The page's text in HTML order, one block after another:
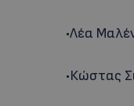
•Λέα
•Κώστας